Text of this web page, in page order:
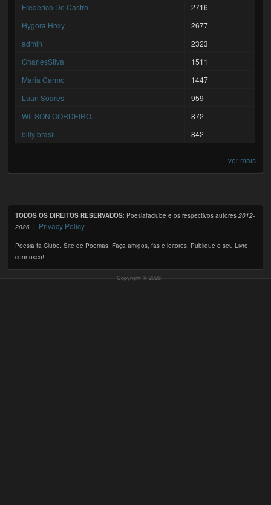
Frederico De Castro
2716
Hygora Hoxy
2677
admin
2323
CharlesSilva
1511
Maria Carmo
1447
Luan Soares
959
WILSON CORDEIRO...
872
billy brasil
842
ver mais
TODOS OS DIREITOS RESERVADOS: Poesiafaclube e os respectivos autores2012-
2026. | Privacy Policy
Poesia fã Clube. Site de Poemas. Faça amigos, fãs e leitores. Publique o seu Livro
connosco!
Copyright © 2026,